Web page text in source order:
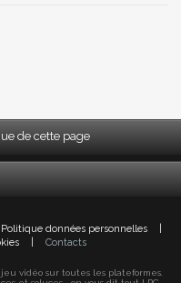
de cette page
Politique données personnelles
Contacts
vidéo sur toutes les plateformes.